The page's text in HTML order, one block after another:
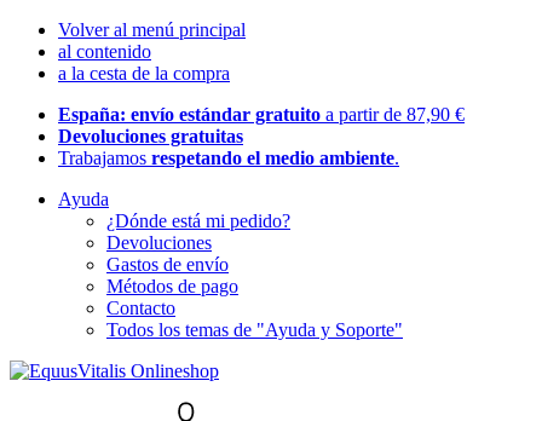
Volver al menú principal
al contenido
a la cesta de la compra
España: envío estándar gratuito a partir de 87,90 €
Devoluciones gratuitas
Trabajamos respetando el medio ambiente.
Ayuda
¿Dónde está mi pedido?
Devoluciones
Gastos de envío
Métodos de pago
Contacto
Todos los temas de "Ayuda y Soporte"